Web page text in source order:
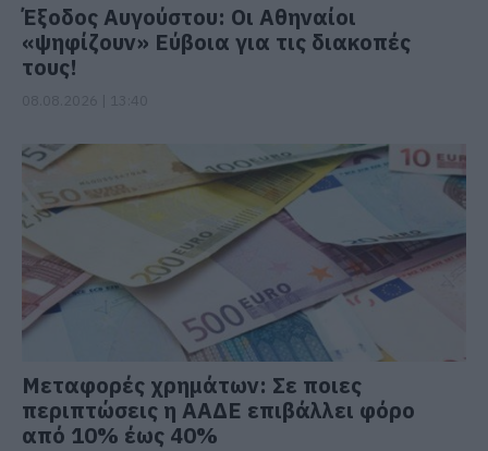
Έξοδος Αυγούστου: Οι Αθηναίοι
«ψηφίζουν» Εύβοια για τις διακοπές
τους!
Μεταφορές χρημάτων: Σε ποιες
περιπτώσεις η ΑΑΔΕ επιβάλλει φόρο
από 10% έως 40%